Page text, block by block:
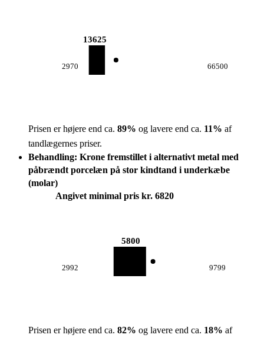
2970
13625
66500
Prisen er højere end ca. 89% og lavere end ca. 11% af
tandlægernes priser.
Behandling: Krone fremstillet i alternativt metal med
påbrændt porcelæn på stor kindtand i underkæbe
(molar)
Angivet minimal pris kr. 6820
2992
5800
9799
Prisen er højere end ca. 82% og lavere end ca. 18% af